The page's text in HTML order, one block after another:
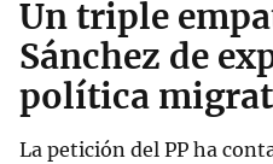
Un triple
Sánchez de
política
La petición del PP ha